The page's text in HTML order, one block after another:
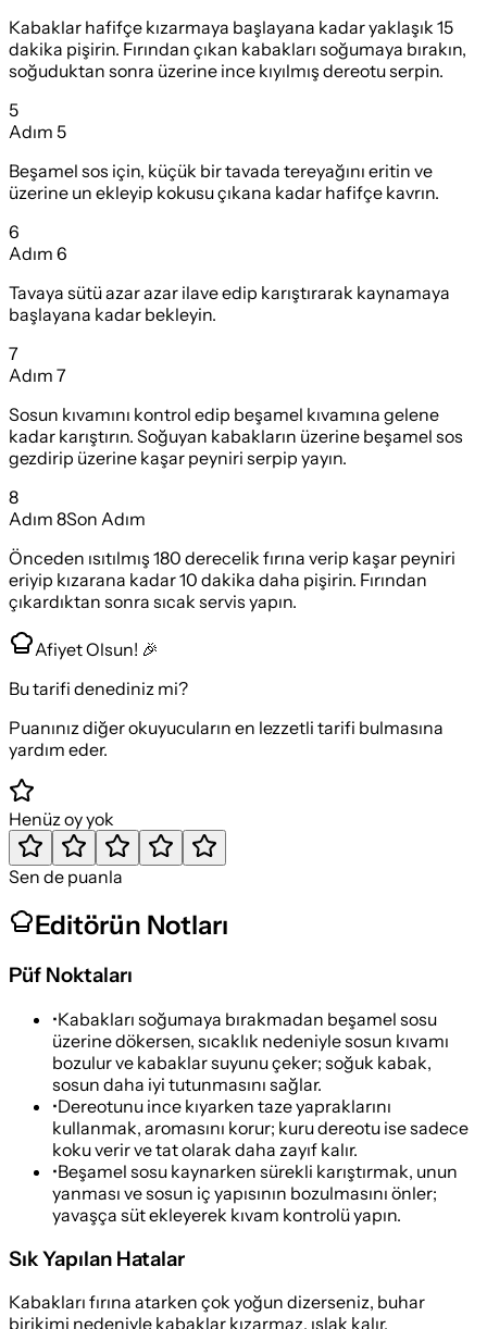
Kabaklar hafifçe kızarmaya başlayana kadar yaklaşık 15
dakika pişirin. Fırından çıkan kabakları soğumaya bırakın,
soğuduktan sonra üzerine ince kıyılmış dereotu serpin.
5
Adım 5
Beşamel sos için, küçük bir tavada tereyağını eritin ve
üzerine un ekleyip kokusu çıkana kadar hafifçe kavrın.
6
Adım 6
Tavaya sütü azar azar ilave edip karıştırarak kaynamaya
başlayana kadar bekleyin.
7
Adım 7
Sosun kıvamını kontrol edip beşamel kıvamına gelene
kadar karıştırın. Soğuyan kabakların üzerine beşamel sos
gezdirip üzerine kaşar peyniri serpip yayın.
8
Adım 8Son Adım
Önceden ısıtılmış 180 derecelik fırına verip kaşar peyniri
eriyip kızarana kadar 10 dakika daha pişirin. Fırından
çıkardıktan sonra sıcak servis yapın.
Afiyet Olsun! 🎉
Bu tarifi denediniz mi?
Puanınız diğer okuyucuların en lezzetli tarifi bulmasına
yardım eder.
Henüz oy yok
Sen de puanla
Editörün Notları
Püf Noktaları
•Kabakları soğumaya bırakmadan beşamel sosu
üzerine dökersen, sıcaklık nedeniyle sosun kıvamı
bozulur ve kabaklar suyunu çeker; soğuk kabak,
sosun daha iyi tutunmasını sağlar.
•Dereotunu ince kıyarken taze yapraklarını
kullanmak, aromasını korur; kuru dereotu ise sadece
koku verir ve tat olarak daha zayıf kalır.
•Beşamel sosu kaynarken sürekli karıştırmak, unun
yanması ve sosun iç yapısının bozulmasını önler;
yavaşça süt ekleyerek kıvam kontrolü yapın.
Sık Yapılan Hatalar
Kabakları fırına atarken çok yoğun dizerseniz, buhar
birikimi nedeniyle kabaklar kızarmaz, ıslak kalır.